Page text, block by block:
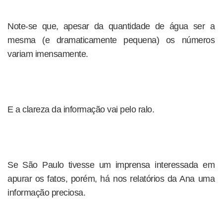
Note-se que, apesar da quantidade de água ser a
mesma (e dramaticamente pequena) os números
variam imensamente.
E a clareza da informação vai pelo ralo.
Se São Paulo tivesse um imprensa interessada em
apurar os fatos, porém, há nos relatórios da Ana uma
informação preciosa.